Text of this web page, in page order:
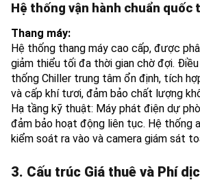
Hệ thống vận hành chuẩn quốc
Thang máy:
Hệ thống thang máy cao cấp, được
giảm thiểu tối đa thời gian chờ đợi. Điều
thống Chiller trung tâm ổn định, tích
và cấp khí tươi, đảm bảo chất lượng
Hạ tầng kỹ thuật: Máy phát điện dự
đảm bảo hoạt động liên tục. Hệ thống
kiểm soát ra vào và camera giám sát
3. Cấu trúc Giá thuê và Phí